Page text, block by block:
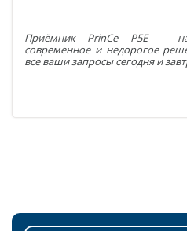
Приёмник PrinCe P5E–
современное и недорогое
все ваши запросы сегодня и